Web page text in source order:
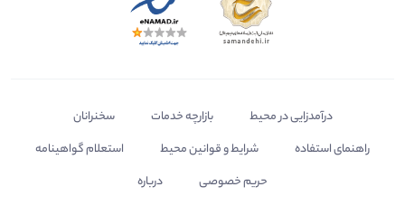
درآمدزایی در محیط بازارچه خدمات
سخنرانان
راهنمای استفاده
شرایط و قوانین محیط
استعلام گواهینامه
حریم خصوصی
درباره